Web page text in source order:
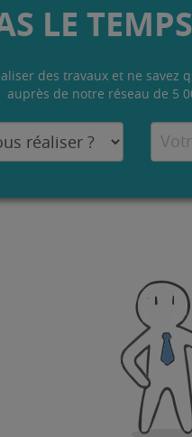
LE
des travaux et ne savez
auprès de notre réseau de 5